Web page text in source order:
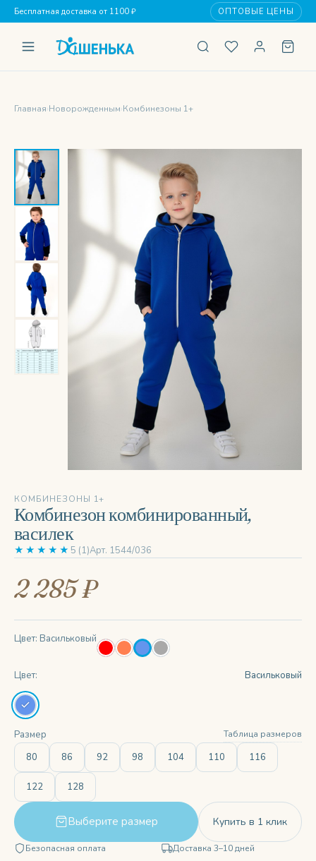
Бесплатная доставка от 1100 ₽ ОПТОВЫЕ ЦЕНЫ
Главная›Новорожденным›Комбинезоны 1+
‹
КОМБИНЕЗОНЫ 1+
Комбинезон комбинированный,
василек
★★★★★ 5 (1)Арт. 1544/036
2 285 ₽
Цвет: Васильковый
Цвет: Васильковый
Размер Таблица размеров
80 86 92 98 104 110 116
122 128
Выберите размер Купить в 1 клик
Безопасная оплата
Доставка 3–10 дней